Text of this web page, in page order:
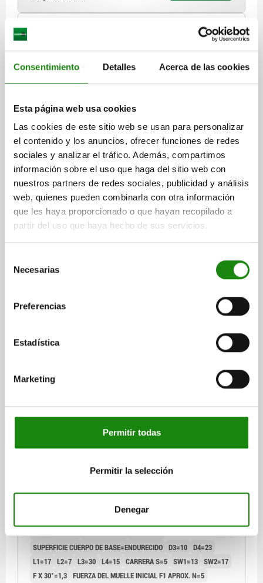
Consentimiento Detalles Acerca de las cookies
Esta página web usa cookies
Las cookies de este sitio web se usan para personalizar
el contenido y los anuncios, ofrecer funciones de redes
sociales y analizar el tráfico. Además, compartimos
información sobre el uso que haga del sitio web con
nuestros partners de redes sociales, publicidad y análisis
web, quienes pueden combinarla con otra información
que les haya proporcionado o que hayan recopilado a
partir del uso que haya hecho de sus servicios.
Necesarias
Preferencias
Estadística
Marketing
Permitir todas
Permitir la selección
Denegar
NUEVO
PERNO DE BLOQUEO CON RANURA DE BLOQUEO TA.0
D1=M08X1, D=4, FORMA:W, ACERO INOXIDABLE
ENDURECIDO
DIÁMETRO DEL PERNO=4
MATERIAL DEL CUERPO DE BASE=ACERO INOXIDABLE
ROSCA=M8X1
LONGITUD=40
FORMA=W
SUPERFICIE CUERPO DE BASE=ENDURECIDO
D4=15
$351.88
DETALLES
NUEVO
D1=M10X1, D=5, FORMA:W, ACERO INOXIDABLE
ROSCA=M10X1 LONGITUD=52 FORMA=W
SUPERFICIE CUERPO DE BASE=ENDURECIDO D3=10 D4=23
L1=17 L2=7 L3=30 L4=15 CARRERA S=5 SW1=13 SW2=17
F X 30°=1,3 FUERZA DEL MUELLE INICIAL F1 APROX. N=5